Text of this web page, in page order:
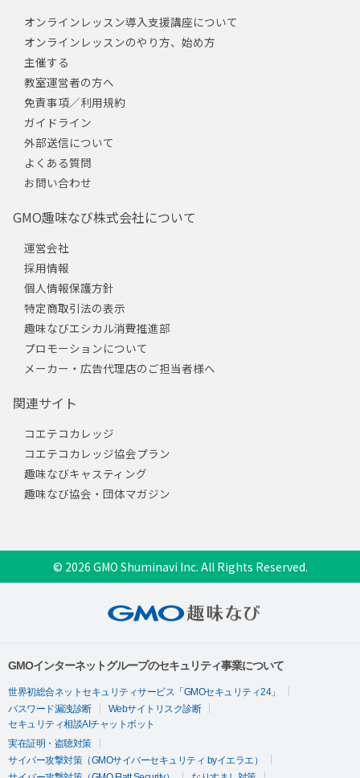
オンラインレッスン導入支援講座について
オンラインレッスンのやり方、始め方
主催する
教室運営者の方へ
免責事項／利用規約
ガイドライン
外部送信について
よくある質問
お問い合わせ
GMO趣味なび株式会社について
運営会社
採用情報
個人情報保護方針
特定商取引法の表示
趣味なびエシカル消費推進部
プロモーションについて
メーカー・広告代理店のご担当者様へ
関連サイト
コエテコカレッジ
コエテコカレッジ協会プラン
趣味なびキャスティング
趣味なび協会・団体マガジン
© 2026 GMO Shuminavi Inc. All Rights Reserved.